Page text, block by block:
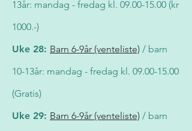
13år: mandag - fredag kl. 09.00-15.00 (kr
1000.-)
Uke 28: Barn 6-9år (venteliste) / barn
10-13år: mandag - fredag kl. 09.00-15.00
(Gratis)
Uke 29: Barn 6-9år (venteliste) / barn